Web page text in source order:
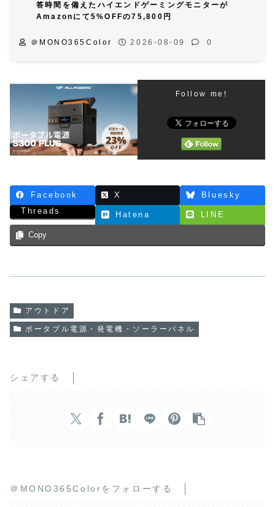
答時間を備えたハイエンドゲーミングモニターが
Amazonにて5%OFFの75,800円
＠MONO365Color 2026-08-09 0
Follow me!
Facebook X
Bluesky
Threads
Hatena LINE
Copy
アウトドア
ポータブル電源・発電機・ソーラーパネル
シェアする
＠MONO365Colorをフォローする